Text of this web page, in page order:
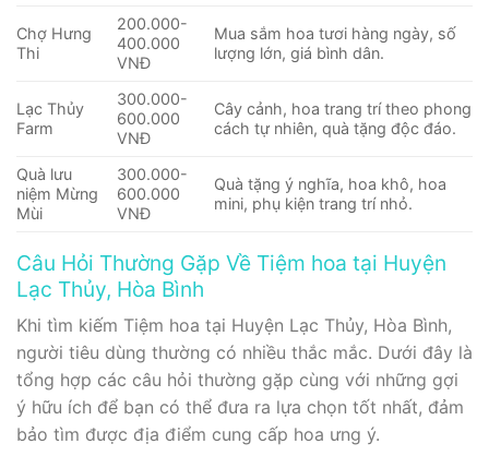
Chợ Hưng
Thi
200.000-
400.000
VNĐ
Mua sắm hoa tươi hàng ngày, số
lượng lớn, giá bình dân.
Lạc Thủy
Farm
300.000-
600.000
VNĐ
Cây cảnh, hoa trang trí theo phong
cách tự nhiên, quà tặng độc đáo.
Quà lưu
niệm Mừng
Mùi
300.000-
600.000
VNĐ
Quà tặng ý nghĩa, hoa khô, hoa
mini, phụ kiện trang trí nhỏ.
Câu Hỏi Thường Gặp Về Tiệm hoa tại Huyện
Lạc Thủy, Hòa Bình
Khi tìm kiếm Tiệm hoa tại Huyện Lạc Thủy, Hòa Bình,
người tiêu dùng thường có nhiều thắc mắc. Dưới đây là
tổng hợp các câu hỏi thường gặp cùng với những gợi
ý hữu ích để bạn có thể đưa ra lựa chọn tốt nhất, đảm
bảo tìm được địa điểm cung cấp hoa ưng ý.